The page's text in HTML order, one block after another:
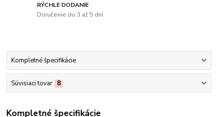
RÝCHLE DODANIE
Doručenie do 3 až 5 dní
Kompletné špecifikácie
Súvisiaci tovar 8
Kompletné špecifikácie